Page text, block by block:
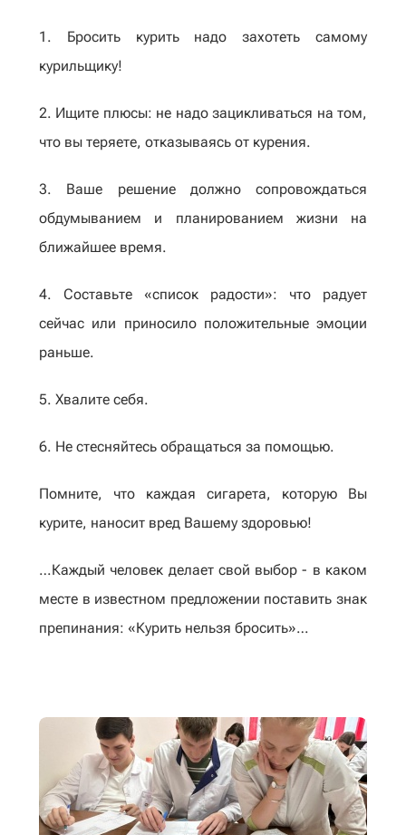
1. Бросить курить надо захотеть самому
курильщику!
2. Ищите плюсы: не надо зацикливаться на том,
что вы теряете, отказываясь от курения.
3. Ваше решение должно сопровождаться
обдумыванием и планированием жизни на
ближайшее время.
4. Составьте «список радости»: что радует
сейчас или приносило положительные эмоции
раньше.
5. Хвалите себя.
6. Не стесняйтесь обращаться за помощью.
Помните, что каждая сигарета, которую Вы
курите, наносит вред Вашему здоровью!
…Каждый человек делает свой выбор - в каком
месте в известном предложении поставить знак
препинания: «Курить нельзя бросить»…